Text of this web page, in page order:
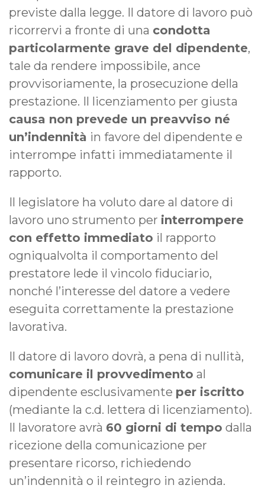
previste dalla legge. Il datore di lavoro può
ricorrervi a fronte di una condotta
particolarmente grave del dipendente,
tale da rendere impossibile, ance
provvisoriamente, la prosecuzione della
prestazione. Il licenziamento per giusta
causa non prevede un preavviso né
un’indennità in favore del dipendente e
interrompe infatti immediatamente il
rapporto.
Il legislatore ha voluto dare al datore di
lavoro uno strumento per interrompere
con effetto immediato il rapporto
ogniqualvolta il comportamento del
prestatore lede il vincolo fiduciario,
nonché l’interesse del datore a vedere
eseguita correttamente la prestazione
lavorativa.
Il datore di lavoro dovrà, a pena di nullità,
comunicare il provvedimento al
dipendente esclusivamente per iscritto
(mediante la c.d. lettera di licenziamento).
Il lavoratore avrà 60 giorni di tempo dalla
ricezione della comunicazione per
presentare ricorso, richiedendo
un’indennità o il reintegro in azienda.